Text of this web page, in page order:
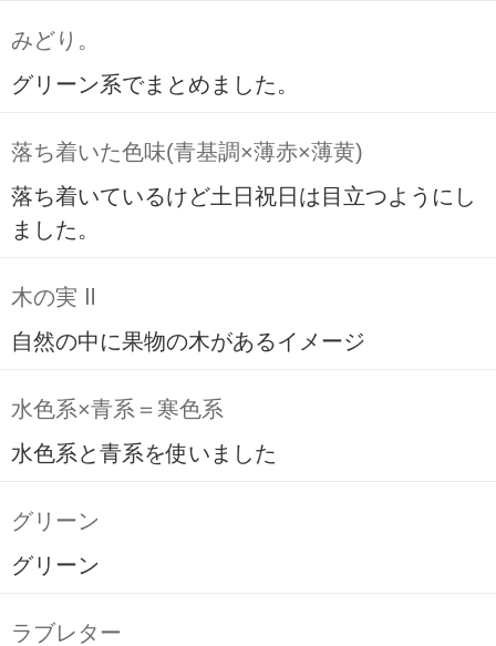
みどり。
グリーン系でまとめました。
落ち着いた色味(青基調×薄赤×薄黄)
落ち着いているけど土日祝日は目立つようにし
ました。
木の実 Ⅱ
自然の中に果物の木があるイメージ
水色系×青系＝寒色系
水色系と青系を使いました
グリーン
グリーン
ラブレター